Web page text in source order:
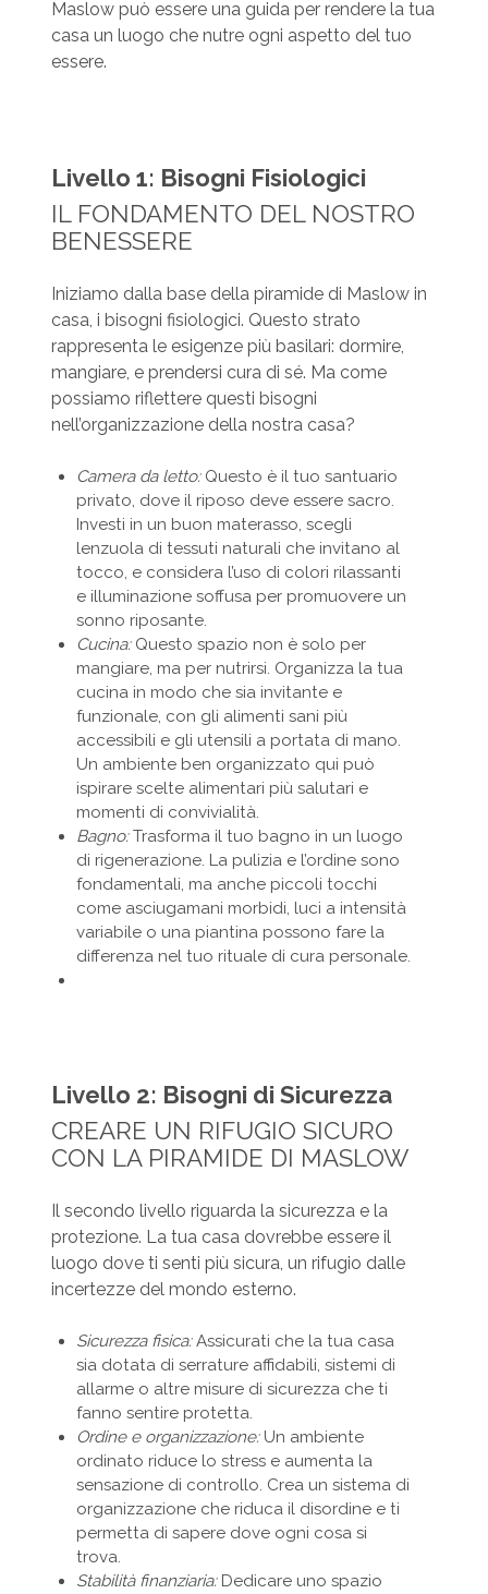
Maslow può essere una guida per rendere la tua
casa un luogo che nutre ogni aspetto del tuo
essere.
Livello 1: Bisogni Fisiologici
IL FONDAMENTO DEL NOSTRO
BENESSERE
Iniziamo dalla base della piramide di Maslow in
casa, i bisogni fisiologici. Questo strato
rappresenta le esigenze più basilari: dormire,
mangiare, e prendersi cura di sé. Ma come
possiamo riflettere questi bisogni
nell’organizzazione della nostra casa?
Camera da letto:Questo è il tuo santuario
privato, dove il riposo deve essere sacro.
Investi in un buon materasso, scegli
lenzuola di tessuti naturali che invitano al
tocco, e considera l’uso di colori rilassanti
e illuminazione soffusa per promuovere un
sonno riposante.
Cucina:Questo spazio non è solo per
mangiare, ma per nutrirsi. Organizza la tua
cucina in modo che sia invitante e
funzionale, con gli alimenti sani più
accessibili e gli utensili a portata di mano.
Un ambiente ben organizzato qui può
ispirare scelte alimentari più salutari e
momenti di convivialità.
Bagno:Trasforma il tuo bagno in un luogo
di rigenerazione. La pulizia e l’ordine sono
fondamentali, ma anche piccoli tocchi
come asciugamani morbidi, luci a intensità
variabile o una piantina possono fare la
differenza nel tuo rituale di cura personale.
Livello 2: Bisogni di Sicurezza
CREARE UN RIFUGIO SICURO
CON LA PIRAMIDE DI MASLOW
Il secondo livello riguarda la sicurezza e la
protezione. La tua casa dovrebbe essere il
luogo dove ti senti più sicura, un rifugio dalle
incertezze del mondo esterno.
Sicurezza fisica:Assicurati che la tua casa
sia dotata di serrature affidabili, sistemi di
allarme o altre misure di sicurezza che ti
fanno sentire protetta.
Ordine e organizzazione:Un ambiente
ordinato riduce lo stress e aumenta la
sensazione di controllo. Crea un sistema di
organizzazione che riduca il disordine e ti
permetta di sapere dove ogni cosa si
trova.
Stabilità finanziaria:Dedicare uno spazio